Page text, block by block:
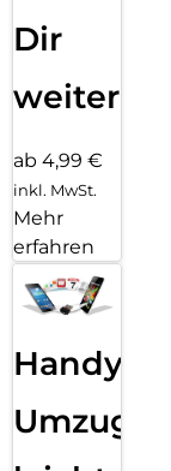
Dir
weiter
ab 4,99 €
inkl. MwSt.
Mehr
erfahren
Handy
Umzug